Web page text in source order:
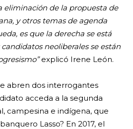
eliminación de la propuesta de
y otros temas de agenda
es que la derecha se está
neoliberales se están
explicó Irene León.
abren dos interrogantes
acceda a la segunda
campesina e indígena, que
Lasso? En 2017, el